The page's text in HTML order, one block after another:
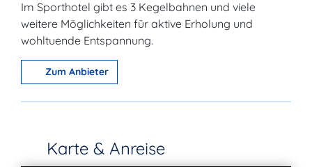
Im Sporthotel gibt es 3 Kegelbahnen und viele
weitere Möglichkeiten für aktive Erholung und
wohltuende Entspannung.
Zum Anbieter
Karte & Anreise